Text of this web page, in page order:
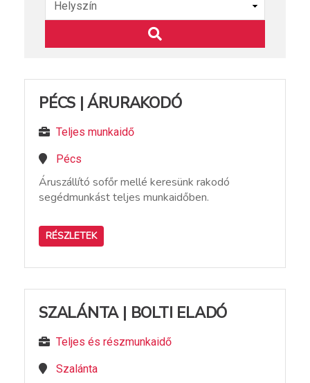
PÉCS | ÁRURAKODÓ
Teljes munkaidő
Pécs
Áruszállító sofőr mellé keresünk rakodó
segédmunkást teljes munkaidőben.
RÉSZLETEK
SZALÁNTA | BOLTI ELADÓ
Teljes és részmunkaidő
Szalánta